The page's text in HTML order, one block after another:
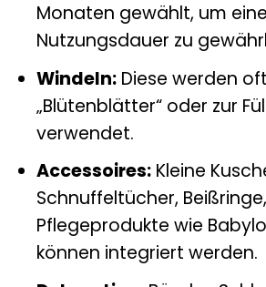
Monaten gewählt, um
Nutzungsdauer zu
Windeln:Diese werden
„Blütenblätter“ oder zur
verwendet.
Accessoires:Kleine
Schnuffeltücher, Beißringe,
Pflegeprodukte wie
können integriert werden.